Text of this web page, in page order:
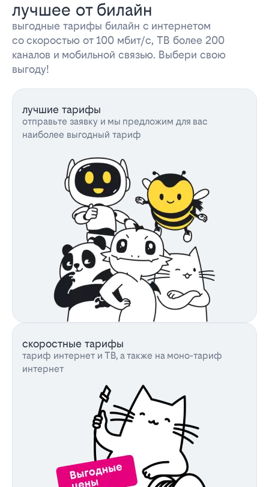
лучшее от билайн
выгодные тарифы билайн с интернетом
со скоростью от 100 мбит/с, ТВ более 200
каналов и мобильной связью. Выбери свою
выгоду!
лучшие тарифы
отправьте заявку и мы предложим для вас
наиболее выгодный тариф
скоростные тарифы
тариф интернет и ТВ, а также на моно-тариф
интернет